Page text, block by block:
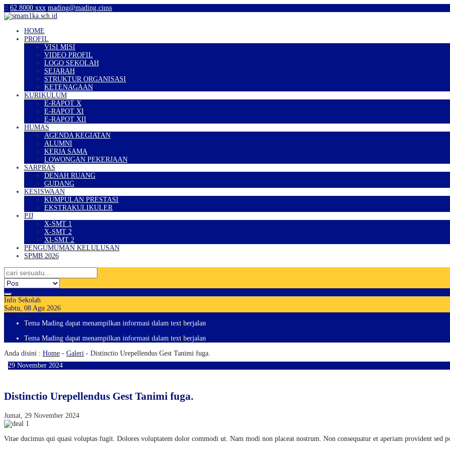
:: 62 8000 xxx mading@mading.ciuss
HOME
PROFIL
VISI MISI
VIDEO PROFIL
LOGO SEKOLAH
SEJARAH
STRUKTUR ORGANISASI
KETENAGAAN
KURIKULUM
E-RAPOT X
E-RAPOT XI
E-RAPOT XII
HUMAS
AGENDA KEGIATAN
ALUMNI
KERJA SAMA
LOWONGAN PEKERJAAN
SARPRAS
DENAH RUANG
GUDANG
KESISWAAN
KUMPULAN PRESTASI
EKSTRAKULIKULER
PJJ
X-SMT 1
X-SMT 2
XI-SMT 2
PENGUMUMAN KELULUSAN
SPMB 2026
Info Sekolah
Sabtu, 08 Agu 2026
Tema Mading dapat menampilkan informasi dalam text berjalan
Tema Mading dapat menampilkan informasi dalam text berjalan
Anda disini : Home - Galeri - Distinctio Urepellendus Gest Tanimi fuga.
29 November 2024
Distinctio Urepellendus Gest Tanimi fuga.
Jumat, 29 November 2024
Vitae ducimus qui quasi voluptas fugit. Dolores voluptatem dolor commodi ut. Nam modi non placeat nostrum. Non consequatur et aperiam provident sed